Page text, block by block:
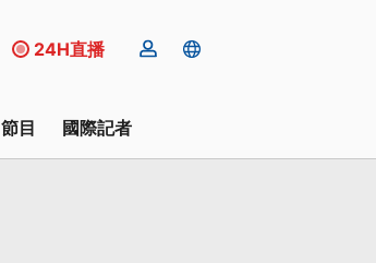
24H直播
節目 國際記者